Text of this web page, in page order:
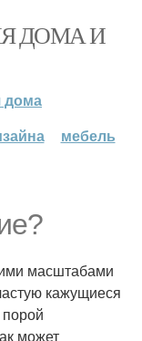
ДОМА И
дома
мебель
масштабами
кажущиеся
может